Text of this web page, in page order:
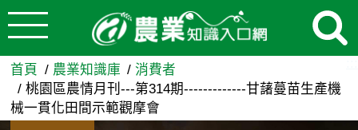
跳到主要內容
桃園區農情月刊---第314期
首頁 農業知識庫
消費者
桃園區農情月刊---第314期-------------甘藷蔓苗生產機
械一貫化田間示範觀摩會